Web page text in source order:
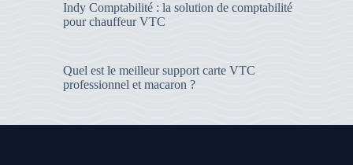
Indy Comptabilité : la solution de comptabilité
pour chauffeur VTC
Quel est le meilleur support carte VTC
professionnel et macaron ?